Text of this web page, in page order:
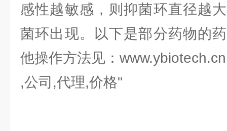
感性越敏感，则抑菌环直径越
菌环出现。以下是部分药物的
他操作方法见：www.ybiotech.cn
,公司,代理,价格"